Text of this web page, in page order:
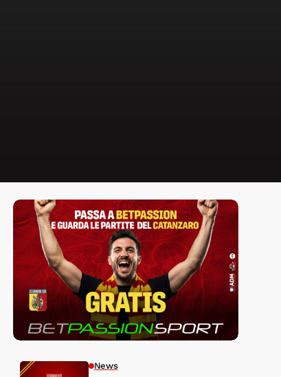
News